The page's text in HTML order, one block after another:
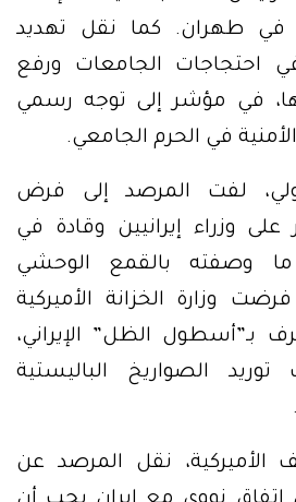
في طهران. كما نقل تهديد
احتجاجات الجامعات ورفع
في مؤشر إلى توجه رسمي
في الحرم الجامعي.
لفت المرصد إلى فرض
وزراء إيرانيين وقادة في
وصفته بالقمع الوحشي
وزارة الخزانة الأميركية
بـ”أسطول الظل” الإيراني،
الصواريخ الباليستية
الأميركية، نقل المرصد عن